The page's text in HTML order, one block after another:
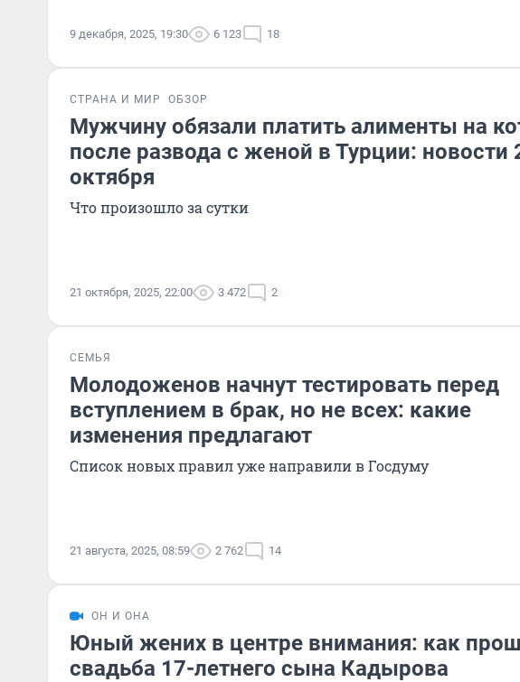
9 декабря, 2025, 19:30 6 123 18
СТРАНА И МИР ОБЗОР
Мужчину обязали платить алименты на
после развода с женой в Турции: новости
октября
Что произошло за сутки
21 октября, 2025, 22:00 3 472 2
СЕМЬЯ
Молодоженов начнут тестировать перед
вступлением в брак, но не всех: какие
изменения предлагают
Список новых правил уже направили в Госдуму
21 августа, 2025, 08:59 2 762 14
ОН И ОНА
Юный жених в центре внимания: как
свадьба 17-летнего сына Кадырова